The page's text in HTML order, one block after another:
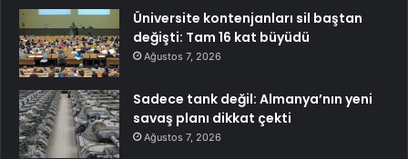
Üniversite kontenjanları sil baştan
değişti: Tam 16 kat büyüdü
Ağustos 7, 2026
Sadece tank değil: Almanya’nın yeni
savaş planı dikkat çekti
Ağustos 7, 2026